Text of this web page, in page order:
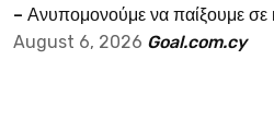
– Ανυπομονούμε να παίξουμε σε
August 6, 2026 Goal.com.cy